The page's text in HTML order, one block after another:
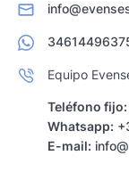
Equipo
Teléfono fijo:
Whatsapp:
E-mail: